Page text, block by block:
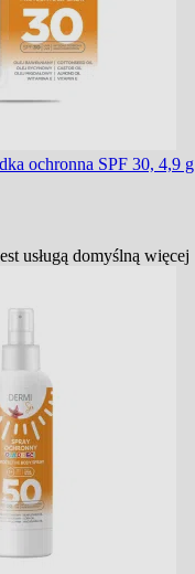
ochronna SPF 30, 4,9 g
usługą domyślną więcej